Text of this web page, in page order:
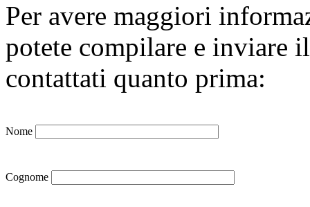
Per avere maggiori
potete compilare e inviare
contattati quanto prima:
Nome
Cognome